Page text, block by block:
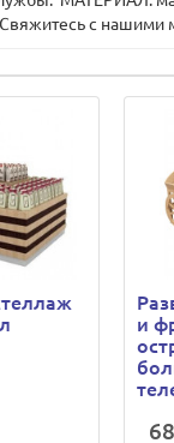
с нашими
и